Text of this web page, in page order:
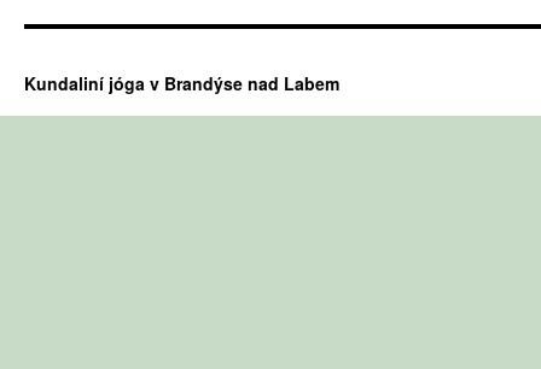
Kundaliní jóga v Brandýse nad Labem